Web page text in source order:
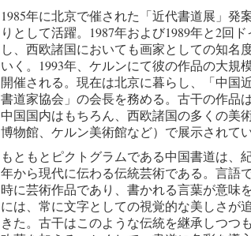
1985年に北京で催された「近代書道展」発
りとして活躍。1987年および1989年と2回
し、西欧諸国においても画家としての知名
いく。1993年、ケルンにて彼の作品の大規
開催される。現在は北京に暮らし、「中国
書道家協会」の会長を務める。古干の作品
中国国内はもちろん、西欧諸国の多くの美
博物館、ケルン美術館など）で展示されてい
もともとピクトグラムである中国書道は、
年から現代に伝わる伝統芸術である。言語
時に芸術作品であり、書かれる言葉が意味
には、常に文字としての視覚的な美しさが
きた。古干はこのような伝統を継承しつつ